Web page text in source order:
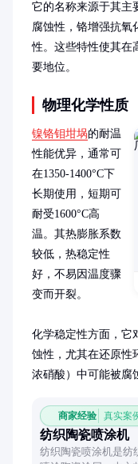
它的名称来源于其主
腐蚀性，铬增强抗氧
性。这些特性使其在
要地位。
物理化学性质
镍铬钼坩埚的耐温
性能优异，通常可
在1350-1400°C下
长期使用，短期可
耐受1600°C高
温。其热膨胀系数
较低，热稳定性
好，不易因温度骤
变而开裂。
化学稳定性方面，它
蚀性，尤其在还原性
浓硝酸）中可能被腐
商家经验 真实案
纺织陶瓷喷涂机
纺织陶瓷喷涂机是纺